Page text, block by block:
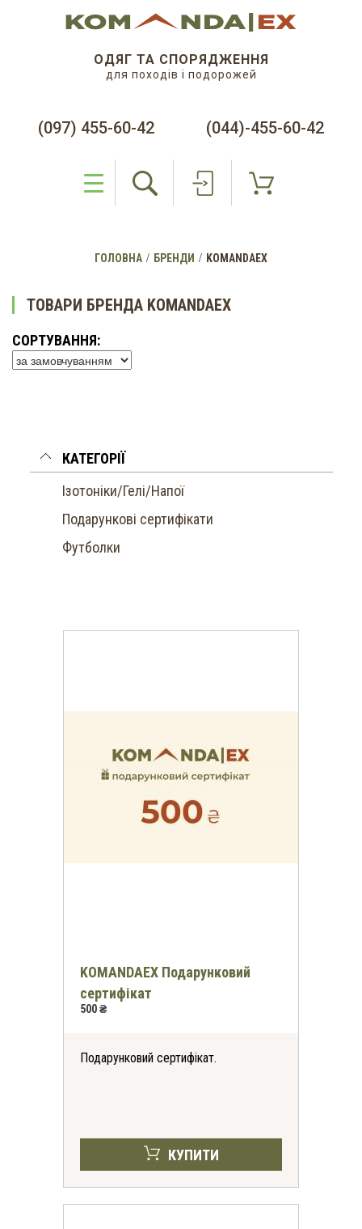
ОДЯГ ТА СПОРЯДЖЕННЯ
для походів і подорожей
(097) 455-60-42 (044)-455-60-42
ГОЛОВНА БРЕНДИ KOMANDAEX
ТОВАРИ БРЕНДА KOMANDAEX
СОРТУВАННЯ:
КАТЕГОРІЇ
Ізотоніки/Гелі/Напої
Подарункові сертифікати
Футболки
KOMANDAEX Подарунковий
сертифікат
500 ₴
Подарунковий сертифікат.
КУПИТИ